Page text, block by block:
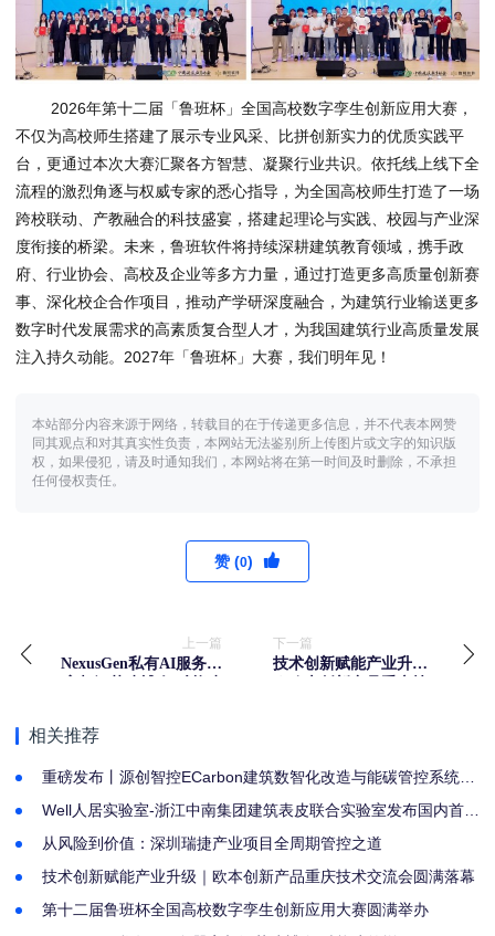
2026年第十二届「鲁班杯」全国高校数字孪生创新应用大赛，
不仅为高校师生搭建了展示专业风采、比拼创新实力的优质实践平
台，更通过本次大赛汇聚各方智慧、凝聚行业共识。依托线上线下全
流程的激烈角逐与权威专家的悉心指导，为全国高校师生打造了一场
跨校联动、产教融合的科技盛宴，搭建起理论与实践、校园与产业深
度衔接的桥梁。未来，鲁班软件将持续深耕建筑教育领域，携手政
府、行业协会、高校及企业等多方力量，通过打造更多高质量创新赛
事、深化校企合作项目，推动产学研深度融合，为建筑行业输送更多
数字时代发展需求的高素质复合型人才，为我国建筑行业高质量发展
注入持久动能。2027年「鲁班杯」大赛，我们明年见！
本站部分内容来源于网络，转载目的在于传递更多信息，并不代表本网赞
同其观点和对其真实性负责，本网站无法鉴别所上传图片或文字的知识版
权，如果侵犯，请及时通知我们，本网站将在第一时间及时删除，不承担
任何侵权责任。
赞 (0)
上一篇
NexusGen私有AI服务器
下一篇
技术创新赋能产业升级
相关推荐
重磅发布丨源创智控ECarbon建筑数智化改造与能碳管控系统，
Well人居实验室-浙江中南集团建筑表皮联合实验室发布国内首部
从风险到价值：深圳瑞捷产业项目全周期管控之道
技术创新赋能产业升级｜欧本创新产品重庆技术交流会圆满落幕
第十二届鲁班杯全国高校数字孪生创新应用大赛圆满举办